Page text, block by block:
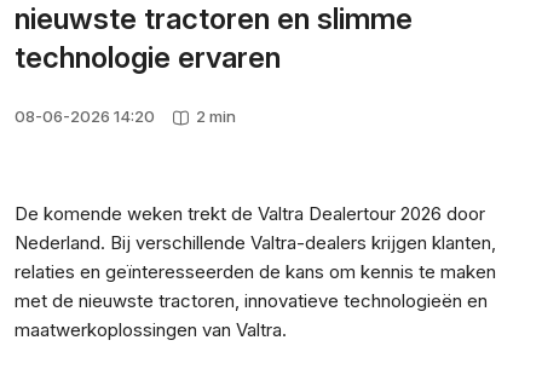
nieuwste tractoren en slimme
technologie ervaren
08-06-2026 14:20 2 min
De komende weken trekt de Valtra Dealertour 2026 door
Nederland. Bij verschillende Valtra-dealers krijgen klanten,
relaties en geïnteresseerden de kans om kennis te maken
met de nieuwste tractoren, innovatieve technologieën en
maatwerkoplossingen van Valtra.